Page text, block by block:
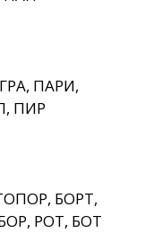
ПАРИ,
ПИР
БОРТ,
РОТ, БОТ